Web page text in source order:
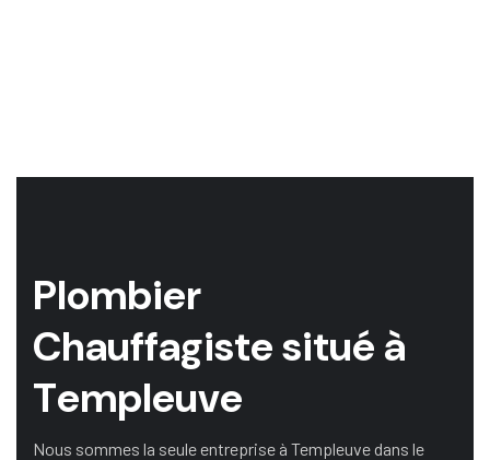
Plombier
Chauffagistesitué à
Templeuve
Nous sommes la seule entreprise à Templeuve dans le